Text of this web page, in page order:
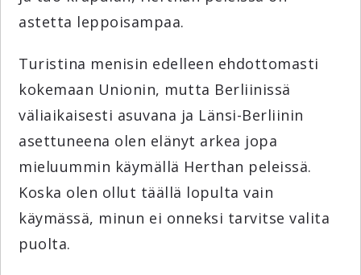
astetta leppoisampaa.
Turistina menisin edelleen ehdottomasti
kokemaan Unionin, mutta Berliinissä
väliaikaisesti asuvana ja Länsi-Berliinin
asettuneena olen elänyt arkea jopa
mieluummin käymällä Herthan peleissä.
Koska olen ollut täällä lopulta vain
käymässä, minun ei onneksi tarvitse valita
puolta.